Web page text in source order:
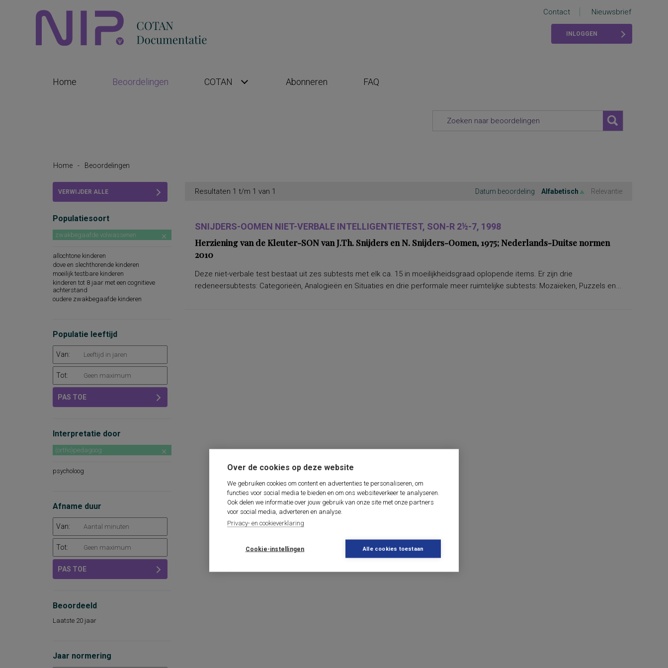
Over de cookies op deze website
We gebruiken cookies om content en advertenties te personaliseren, om
functies voor social media te bieden en om ons websiteverkeer te analyseren.
Ook delen we informatie over jouw gebruik van onze site met onze partners
voor social media, adverteren en analyse.
Privacy- en cookieverklaring
Cookie-instellingen Alle cookies toestaan
Contact Nieuwsbrief
INLOGGEN
Home Beoordelingen COTAN Abonneren FAQ
Home - Beoordelingen
VERWIJDER ALLE
Populatiesoort
zwakbegaafde volwassenen
allochtone kinderen
dove en slechthorende kinderen
moeilijk testbare kinderen
kinderen tot 8 jaar met een cognitieve
achterstand
oudere zwakbegaafde kinderen
Populatie leeftijd
Van:
Tot:
PAS TOE
Interpretatie door
(ortho)pedagoog
psycholoog
Afname duur
Van:
Tot:
PAS TOE
Beoordeeld
Laatste 20 jaar
Jaar normering
Resultaten 1 t/m 1 van 1 Datum beoordeling Alfabetisch Relevantie
SNIJDERS-OOMEN NIET-VERBALE INTELLIGENTIETEST, SON-R 2½-7, 1998
Herziening van de Kleuter-SON van J.Th. Snijders en N. Snijders-Oomen, 1975; Nederlands-Duitse normen
2010
Deze niet-verbale test bestaat uit zes subtests met elk ca. 15 in moeilijkheidsgraad oplopende items. Er zijn drie
redeneersubtests: Categorieën, Analogieën en Situaties en drie performale meer ruimtelijke subtests: Mozaïeken, Puzzels en...